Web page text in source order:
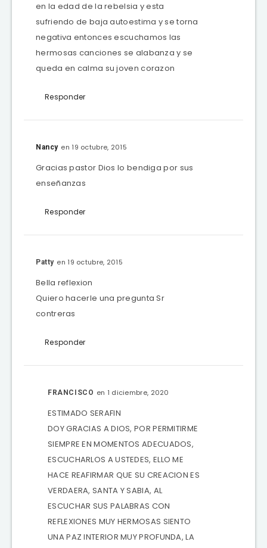
en la edad de la rebelsia y esta
sufriendo de baja autoestima y se torna
negativa entonces escuchamos las
hermosas canciones se alabanza y se
queda en calma su joven corazon
Responder
Nancy en 19 octubre, 2015
Gracias pastor Dios lo bendiga por sus
enseñanzas
Responder
Patty en 19 octubre, 2015
Bella reflexion
Quiero hacerle una pregunta Sr
contreras
Responder
FRANCISCO en 1 diciembre, 2020
ESTIMADO SERAFIN
DOY GRACIAS A DIOS, POR PERMITIRME
SIEMPRE EN MOMENTOS ADECUADOS,
ESCUCHARLOS A USTEDES, ELLO ME
HACE REAFIRMAR QUE SU CREACION ES
VERDAERA, SANTA Y SABIA, AL
ESCUCHAR SUS PALABRAS CON
REFLEXIONES MUY HERMOSAS SIENTO
UNA PAZ INTERIOR MUY PROFUNDA, LA